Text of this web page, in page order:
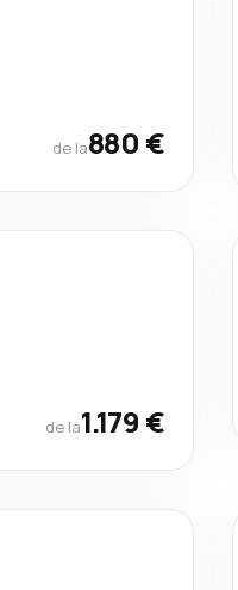
de la880 €
de la1.179 €